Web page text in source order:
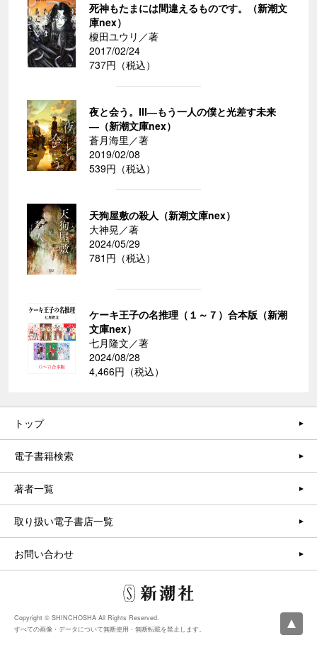
死神もたまには間違えるものです。（新潮文
庫nex）
榎田ユウリ／著
2017/02/24
737円（税込）
夜と会う。III―もう一人の僕と光差す未来
―（新潮文庫nex）
蒼月海里／著
2019/02/08
539円（税込）
天狗屋敷の殺人（新潮文庫nex）
大神晃／著
2024/05/29
781円（税込）
ケーキ王子の名推理（１～７）合本版（新潮
文庫nex）
七月隆文／著
2024/08/28
4,466円（税込）
トップ
電子書籍検索
著者一覧
取り扱い電子書店一覧
お問い合わせ
Copyright © SHINCHOSHA All Rights Reserved.
すべての画像・データについて無断使用・無断転載を禁止します。